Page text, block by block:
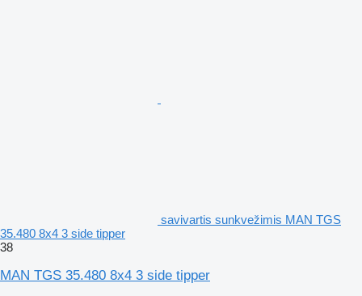
savivartis sunkvežimis MAN TGS
35.480 8x4 3 side tipper
38
MAN TGS 35.480 8x4 3 side tipper